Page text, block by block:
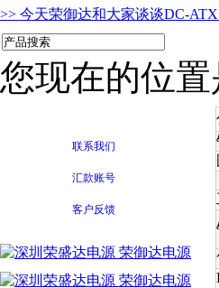
>> 今天荣御达和大家谈谈DC-
您现在的位置
联系我们
汇款账号
客户反馈